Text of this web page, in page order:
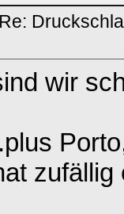
Re:
wir
zufällig